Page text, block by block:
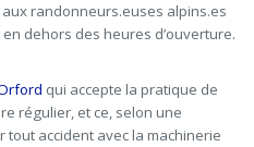
auxrandonneurs.euses alpins.es
dehors des heures d’ouverture.
qui accepte la pratique de
régulier, et ce, selon une
tout accident avec la machinerie